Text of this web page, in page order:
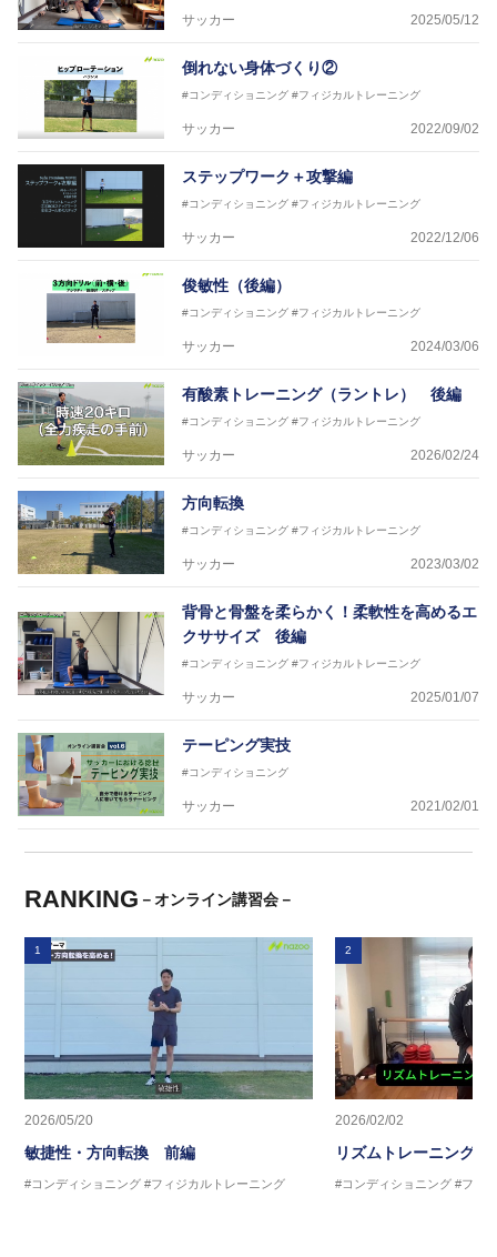
サッカー 2025/05/12
倒れない身体づくり②
#コンディショニング #フィジカルトレーニング
サッカー 2022/09/02
ステップワーク＋攻撃編
#コンディショニング #フィジカルトレーニング
サッカー 2022/12/06
俊敏性（後編）
#コンディショニング #フィジカルトレーニング
サッカー 2024/03/06
有酸素トレーニング（ラントレ） 後編
#コンディショニング #フィジカルトレーニング
サッカー 2026/02/24
方向転換
#コンディショニング #フィジカルトレーニング
サッカー 2023/03/02
背骨と骨盤を柔らかく！柔軟性を高めるエ
クササイズ 後編
#コンディショニング #フィジカルトレーニング
サッカー 2025/01/07
テーピング実技
#コンディショニング
サッカー 2021/02/01
RANKING －オンライン講習会－
1
2026/05/20
敏捷性・方向転換 前編
#コンディショニング #フィジカルトレーニング
2
2026/02/02
リズムトレーニング
#コンディショニング #フィ